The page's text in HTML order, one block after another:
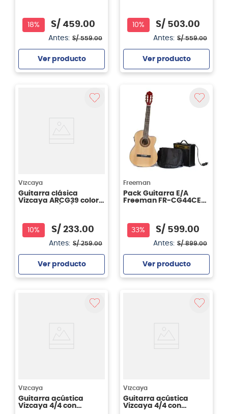
18% S/ 459.00
Antes: S/ 559.00
Ver producto
10% S/ 503.00
Antes: S/ 559.00
Ver producto
Vizcaya
Guitarra clásica
Vizcaya ARCG39 color
10% S/ 233.00
Antes: S/ 259.00
Ver producto
Freeman
Pack Guitarra E/A
Freeman FR-CG44CEQ
33% S/ 599.00
Antes: S/ 899.00
Ver producto
Vizcaya
Guitarra acústica
Vizcaya 4/4 con
Vizcaya
Guitarra acústica
Vizcaya 4/4 con